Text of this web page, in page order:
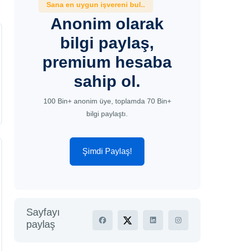
Sana en uygun işvereni bul..
Anonim olarak
bilgi paylaş,
premium hesaba
sahip ol.
100 Bin+ anonim üye, toplamda 70 Bin+
bilgi paylaştı.
Şimdi Paylaş!
Sayfayı
paylaş